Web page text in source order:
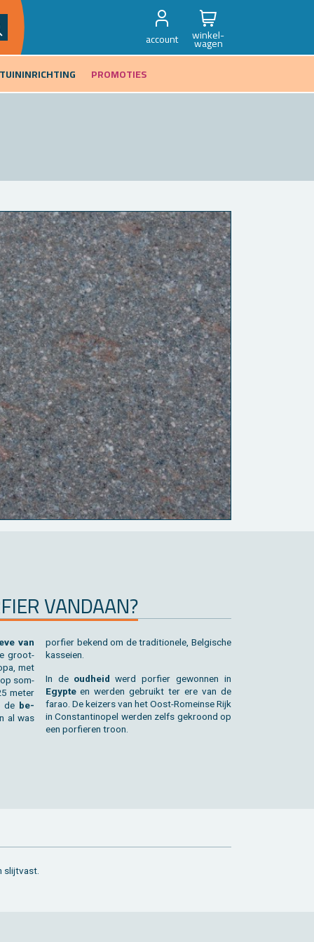
account winkel-
wagen
TUININRICHTING PROMOTIES
VAN­DAAN?
van
groot­
met
op som­
meter
de be­
al was
por­fier be­kend om de tra­di­ti­o­ne­le, Bel­gi­sche
kas­sei­en.
In de oud­heid werd por­fier ge­won­nen in
Egyp­te en wer­den ge­bruikt ter ere van de
farao. De kei­zers van het Oost-Ro­mein­se Rijk
in Con­stan­ti­no­pel wer­den zelfs ge­kroond op
een por­fie­ren troon.
slijt­vast.